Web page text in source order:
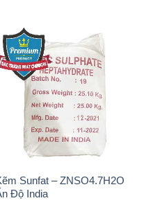
Kẽm Sunfat – ZNSO4.7H2O
Ấn Độ India